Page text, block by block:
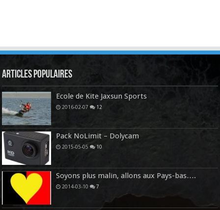
Articles Populaires
Ecole de Kite Jaxsun Sports
2016-02-07 12
Pack NoLimit – Dolycam
2015-05-05 10
Soyons plus malin, allons aux Pays-bas….
2014-03-10 7